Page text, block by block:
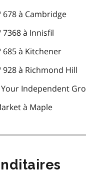
678 à Cambridge
7368 à Innisfil
685 à Kitchener
928 à Richmond Hill
Independent
à Maple